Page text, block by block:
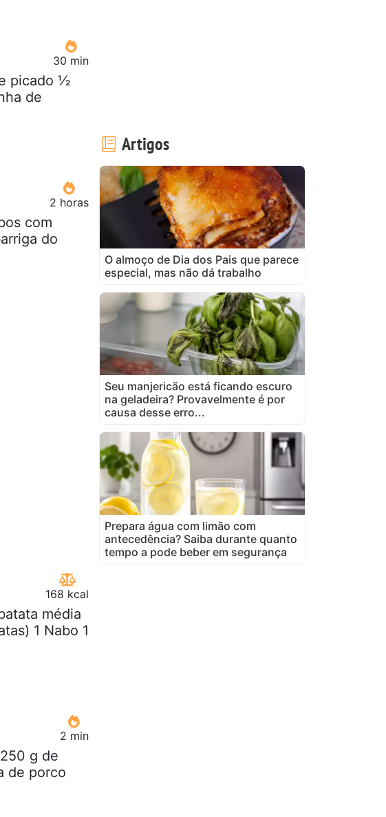
30 min
picado ½
de
2 horas
com
do
168 kcal
média
1 Nabo 1
2 min
g de
de porco
Artigos
O almoço de Dia dos Pais que parece
especial, mas não dá trabalho
Seu manjericão está ficando escuro
na geladeira? Provavelmente é por
causa desse erro...
Prepara água com limão com
antecedência? Saiba durante quanto
tempo a pode beber em segurança